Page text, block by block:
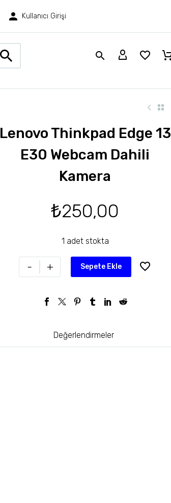
Kullanıcı Girişi
Lenovo Thinkpad Edge 13
E30 Webcam Dahili
Kamera
₺250,00
1 adet stokta
- + Sepete Ekle
Değerlendirmeler